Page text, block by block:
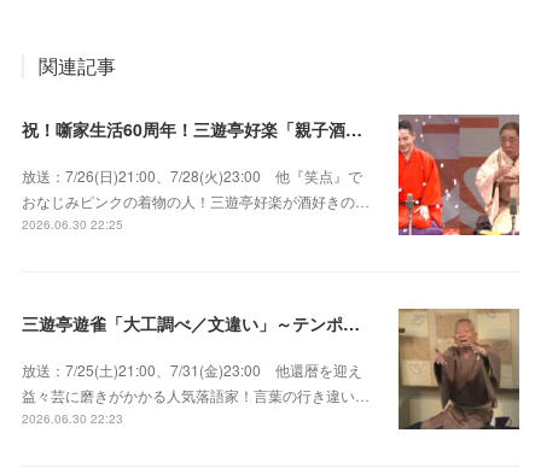
関連記事
祝！噺家生活60周年！三遊亭好楽「親子酒」錦笑亭満堂「桜ん坊」～満堂フェス2026
放送：7/26(日)21:00、7/28(火)23:00 他『笑点』で
おなじみピンクの着物の人！三遊亭好楽が酒好きの…
2026.06.30 22:25
三遊亭遊雀「大工調べ／文違い」～テンポよくたたみかける語り口で人気・実力とも屈指！
放送：7/25(土)21:00、7/31(金)23:00 他還暦を迎え
益々芸に磨きがかかる人気落語家！言葉の行き違い…
2026.06.30 22:23